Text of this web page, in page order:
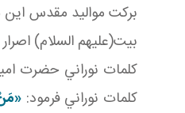
برکت مواليد مقدس
بيت(عليهم السلام)
کلمات نوراني حضرت
کلمات نوراني فرمود: